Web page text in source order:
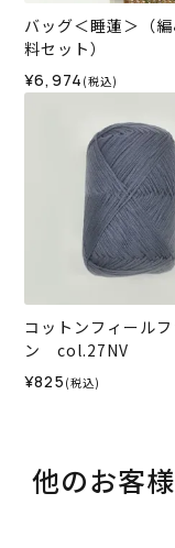
バッグ＜睡蓮＞（
料セット）
¥6,974 (税込)
コットンフィールフ
ン col.27NV
¥825 (税込)
他のお客